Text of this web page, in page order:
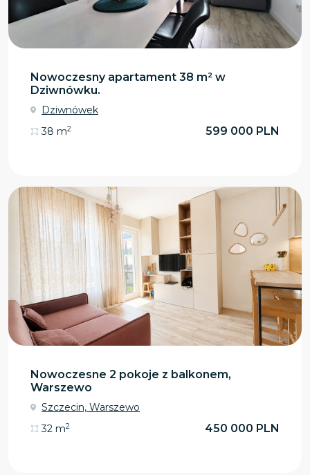
Nowoczesny apartament 38 m² w
Dziwnówku.
Dziwnówek
38 m2 599 000 PLN
Nowoczesne 2 pokoje z balkonem,
Warszewo
Szczecin, Warszewo
32 m2 450 000 PLN